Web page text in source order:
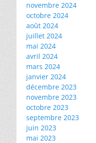
novembre 2024
octobre 2024
août 2024
juillet 2024
mai 2024
avril 2024
mars 2024
janvier 2024
décembre 2023
novembre 2023
octobre 2023
septembre 2023
juin 2023
mai 2023